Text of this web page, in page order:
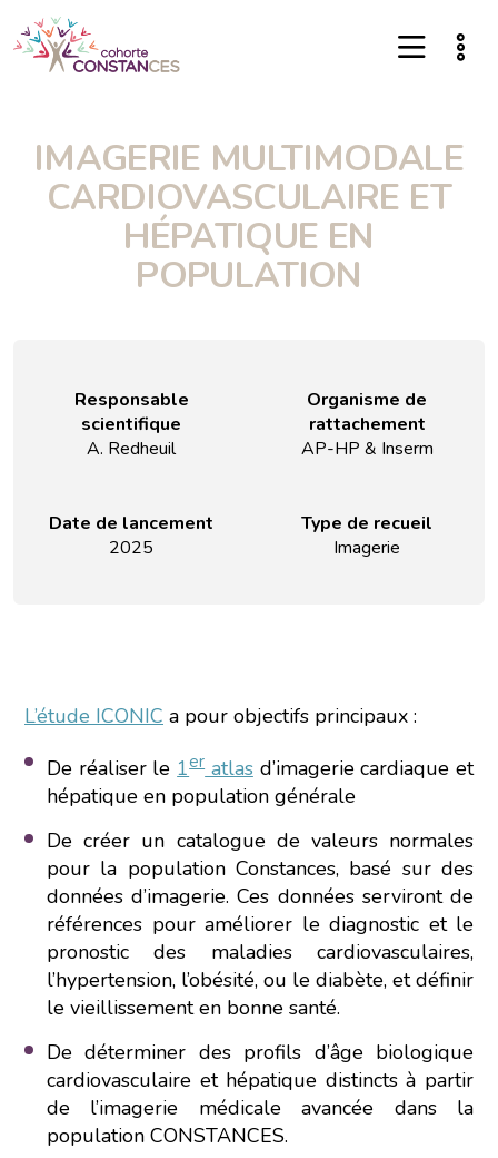
IMAGERIE MULTIMODALE
CARDIOVASCULAIRE ET
HÉPATIQUE EN
POPULATION
Responsable
scientifique
A. Redheuil
Organisme de
rattachement
AP-HP & Inserm
Date de lancement
2025
Type de recueil
Imagerie
L’étude ICONIC a pour objectifs principaux :
De réaliser le 1eratlasd’imagerie cardiaque et
hépatique en population générale
De créer un catalogue de valeurs normales
pour la population Constances, basé sur des
données d’imagerie. Ces données serviront de
références pour améliorer le diagnostic et le
pronostic des maladies cardiovasculaires,
l’hypertension, l’obésité, ou le diabète, et définir
le vieillissement en bonne santé.
De déterminer des profils d’âge biologique
cardiovasculaire et hépatique distincts à partir
de l’imagerie médicale avancée dans la
population CONSTANCES.